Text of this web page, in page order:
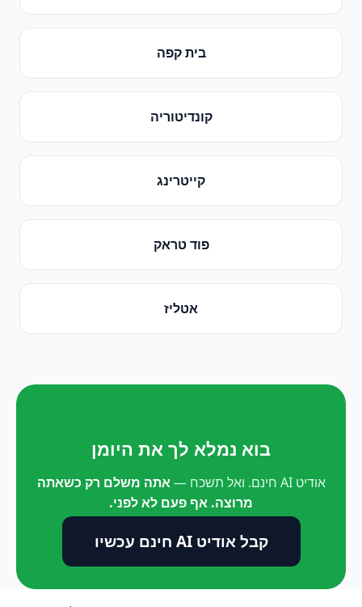
בית קפה
קונדיטוריה
קייטרינג
פוד טראק
אטליז
בוא נמלא לך את היומן
אודיט AI חינם. ואל תשכח —
אתה משלם רק כשאתה
מרוצה. אף פעם לא לפני.
קבל אודיט AI חינם עכשיו